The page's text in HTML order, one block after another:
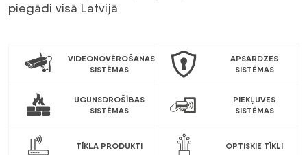
piegādi visā Latvijā
VIDEONOVĒROŠANAS
SISTĒMAS
APSARDZES
SISTĒMAS
UGUNSDROŠĪBAS
SISTĒMAS
PIEKĻUVES
SISTĒMAS
TĪKLA PRODUKTI OPTISKIE TĪKLI